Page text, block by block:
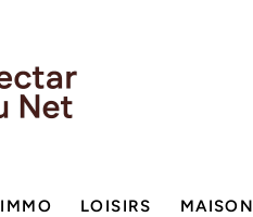
IMMO LOISIRS MAISON